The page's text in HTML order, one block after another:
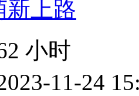
新上路
小时
11-24